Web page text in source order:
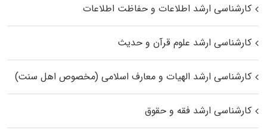
کارشناسی ارشد اطلاعات و حفاظت اطلاعات
کارشناسی ارشد علوم قرآن و حدیث
کارشناسی ارشد الهیات و معارف اسلامی (مخصوص اهل سنت)
کارشناسی ارشد فقه و حقوق